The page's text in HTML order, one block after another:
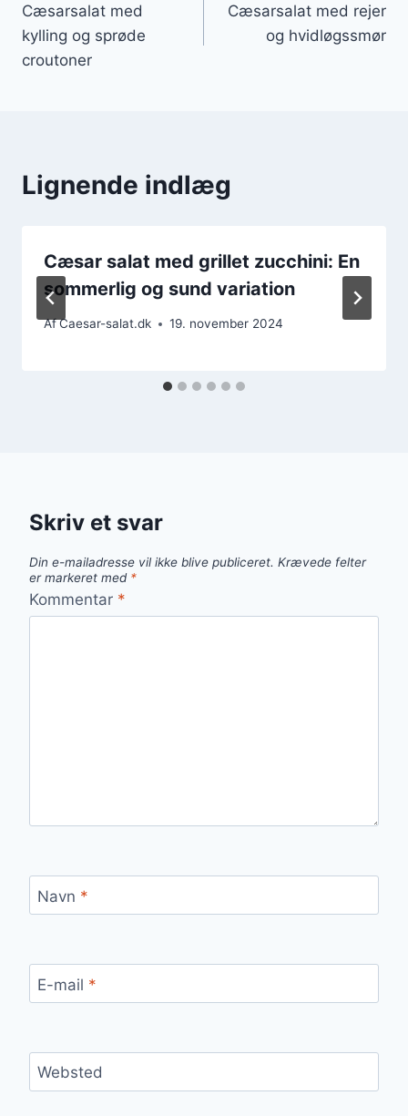
Cæsarsalat med
kylling og sprøde
croutoner
Cæsarsalat med rejer
og hvidløgssmør
Lignende indlæg
Cæsar salat med grillet zucchini: En
sommerlig og sund variation
AfCaesar-salat.dk 19. november 2024
Skriv et svar
Din e-mailadresse vil ikke blive publiceret. Krævede felter
er markeret med *
Kommentar *
Navn *
E-mail *
Websted